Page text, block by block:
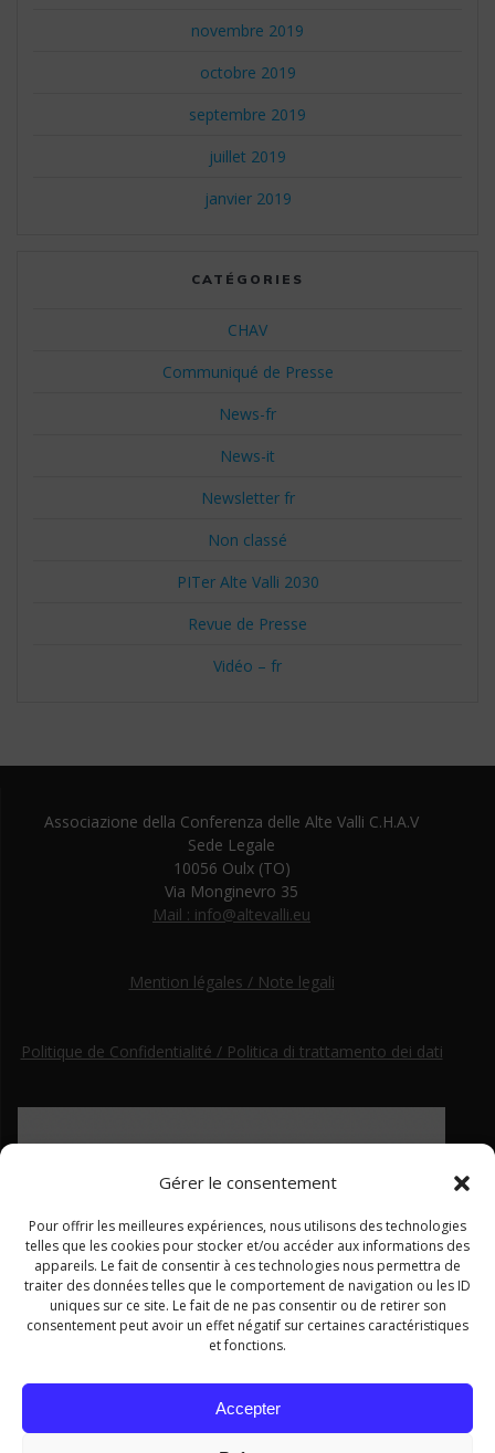
Gérer le consentement
Pour offrir les meilleures expériences, nous utilisons des technologies
telles que les cookies pour stocker et/ou accéder aux informations des
appareils. Le fait de consentir à ces technologies nous permettra de
traiter des données telles que le comportement de navigation ou les ID
uniques sur ce site. Le fait de ne pas consentir ou de retirer son
consentement peut avoir un effet négatif sur certaines caractéristiques
et fonctions.
Accepter
novembre 2019
octobre 2019
septembre 2019
juillet 2019
janvier 2019
CATÉGORIES
CHAV
Communiqué de Presse
News-fr
News-it
Newsletter fr
Non classé
PITer Alte Valli 2030
Revue de Presse
Vidéo – fr
Associazione della Conferenza delle Alte Valli C.H.A.V
Sede Legale
10056 Oulx (TO)
Via Monginevro 35
Mail : info@altevalli.eu
Mention légales / Note legali
Politique de Confidentialité / Politica di trattamento dei dati
2014–2020